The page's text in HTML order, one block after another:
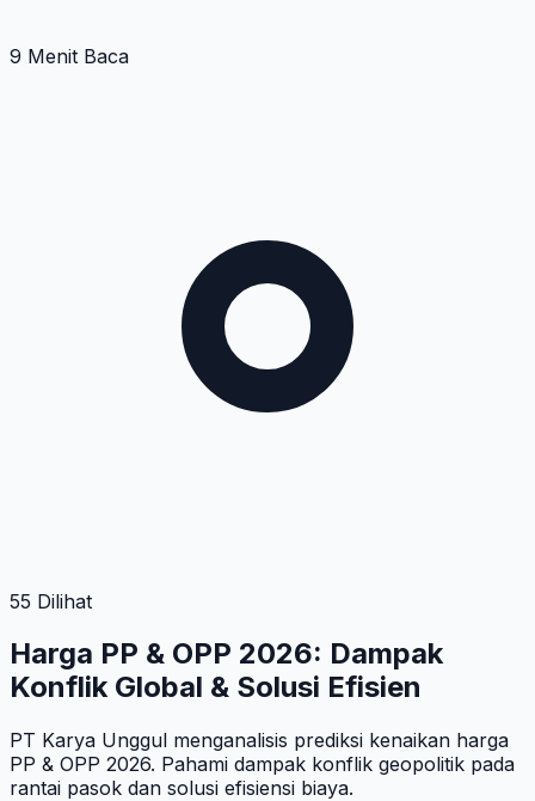
9 Menit Baca
55 Dilihat
Harga PP & OPP 2026: Dampak
Konflik Global & Solusi Efisien
PT Karya Unggul menganalisis prediksi kenaikan harga
PP & OPP 2026. Pahami dampak konflik geopolitik pada
rantai pasok dan solusi efisiensi biaya.